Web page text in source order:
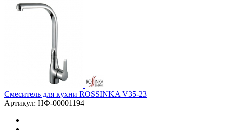
Смеситель для кухни ROSSINKA V35-23
Артикул: НФ-00001194